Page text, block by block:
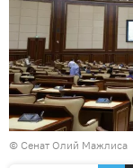
© Сенат Олий Мажлиса